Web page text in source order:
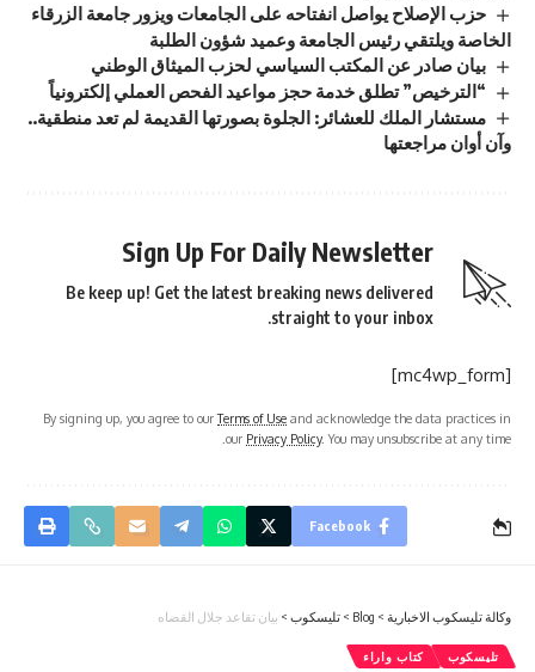
حزب الإصلاح يواصل انفتاحه على الجامعات ويزور جامعة الزرقاء
الخاصة ويلتقي رئيس الجامعة وعميد شؤون الطلبة
بيان صادر عن المكتب السياسي لحزب الميثاق الوطني
“الترخيص” تطلق خدمة حجز مواعيد الفحص العملي إلكترونياً
مستشار الملك للعشائر: الجلوة بصورتها القديمة لم تعد منطقية..
وآن أوان مراجعتها
Sign Up For Daily Newsletter
Be keep up! Get the latest breaking news delivered
straight to your inbox.
[mc4wp_form]
By signing up, you agree to ourTerms of Use and acknowledge the data practices in
our Privacy Policy. You may unsubscribe at any time.
Facebook
وكالة تليسكوب الاخبارية >
Blog
> تليسكوب > بيان تقاعد جلال القضاه
تليسكوب كتاب واراء